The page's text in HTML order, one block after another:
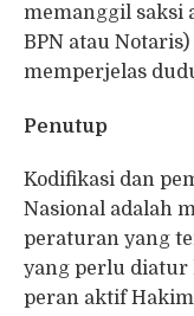
memanggil saksi
BPN atau Notaris)
memperjelas
Penutup
Kodifikasi dan
Nasional adalah
peraturan yang
yang perlu diatur
peran aktif